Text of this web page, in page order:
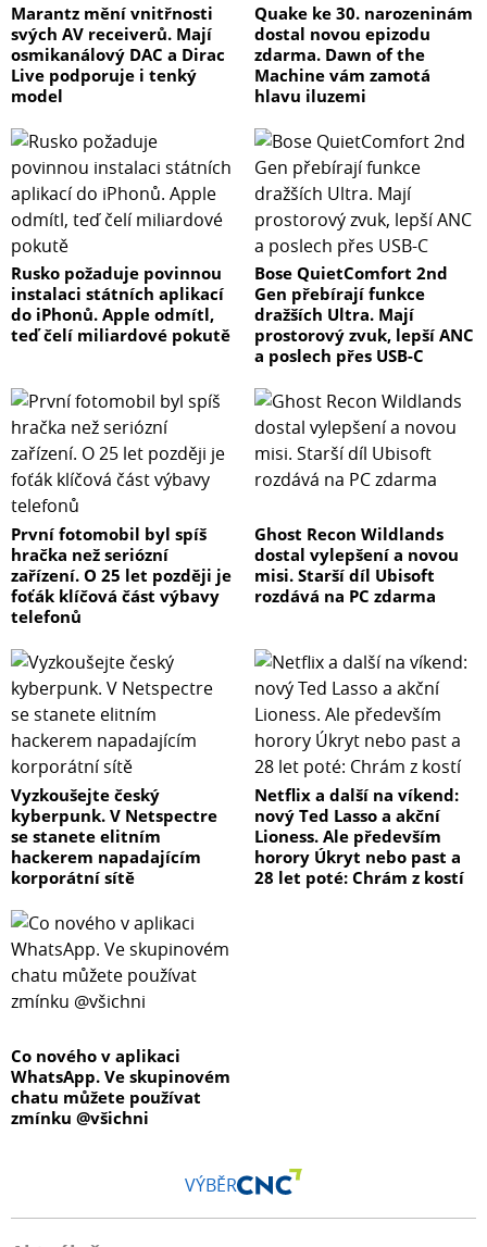
Marantz mění vnitřnosti
svých AV receiverů. Mají
osmikanálový DAC a Dirac
Live podporuje i tenký
model
Quake ke 30. narozeninám
dostal novou epizodu
zdarma. Dawn of the
Machine vám zamotá
hlavu iluzemi
Rusko požaduje povinnou
instalaci státních aplikací
do iPhonů. Apple odmítl,
teď čelí miliardové pokutě
Bose QuietComfort 2nd
Gen přebírají funkce
dražších Ultra. Mají
prostorový zvuk, lepší ANC
a poslech přes USB-C
První fotomobil byl spíš
hračka než seriózní
zařízení. O 25 let později je
foťák klíčová část výbavy
telefonů
Ghost Recon Wildlands
dostal vylepšení a novou
misi. Starší díl Ubisoft
rozdává na PC zdarma
Vyzkoušejte český
kyberpunk. V Netspectre
se stanete elitním
hackerem napadajícím
korporátní sítě
Netflix a další na víkend:
nový Ted Lasso a akční
Lioness. Ale především
horory Úkryt nebo past a
28 let poté: Chrám z kostí
Co nového v aplikaci
WhatsApp. Ve skupinovém
chatu můžete používat
zmínku @všichni
VÝBĚR